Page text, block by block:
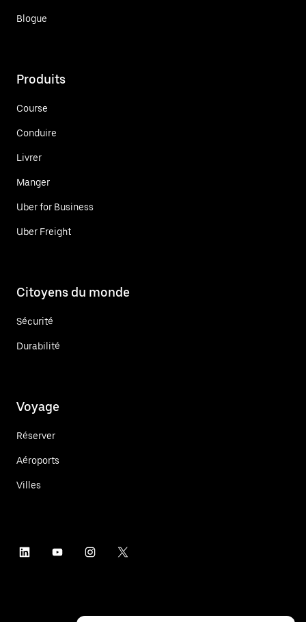
Blogue
Produits
Course
Conduire
Livrer
Manger
Uber for Business
Uber Freight
Citoyens du monde
Sécurité
Durabilité
Voyage
Réserver
Aéroports
Villes